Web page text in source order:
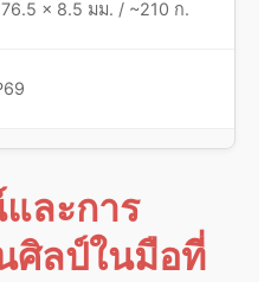
x 8.5 มม. / ~210 ก.
ละการ
ศิลป์ในมือที่